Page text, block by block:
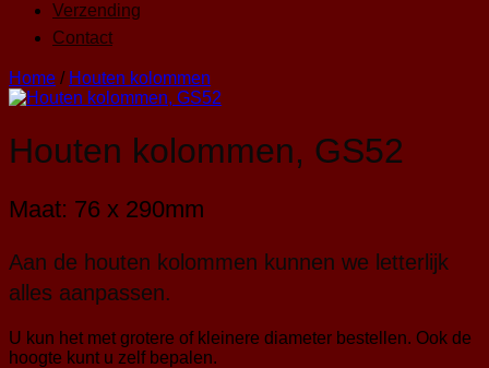
Verzending
Contact
Home / Houten kolommen
Houten kolommen, GS52
Maat: 76 x 290mm
Aan de houten kolommen kunnen we letterlijk
alles aanpassen.
U kun het met grotere of kleinere diameter bestellen. Ook de
hoogte kunt u zelf bepalen.